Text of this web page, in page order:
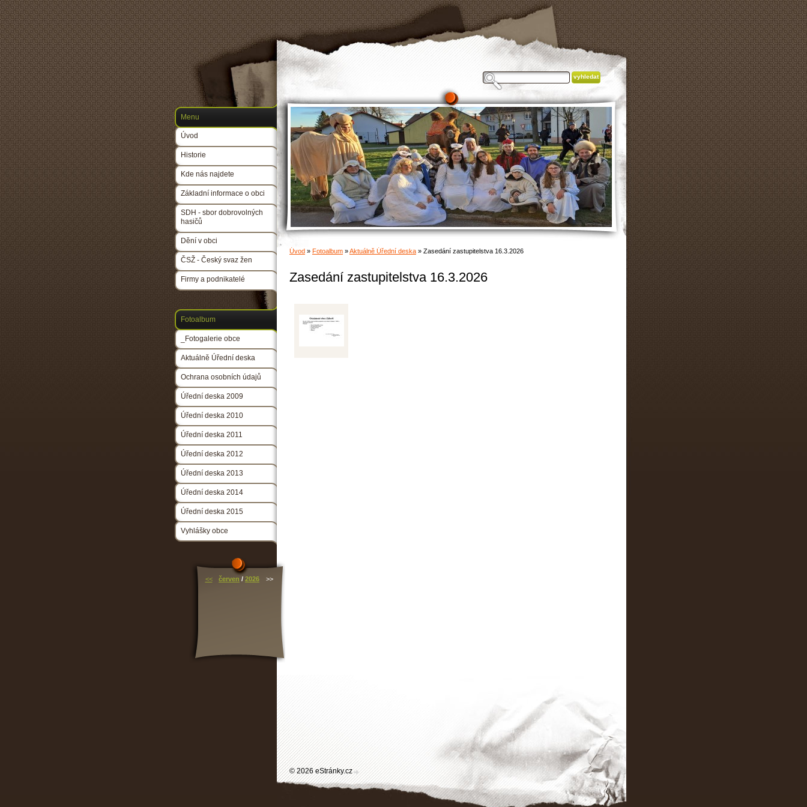
Úvod » Fotoalbum »Aktuálně Úřední deska » Zasedání zastupitelstva 16.3.2026
Zasedání zastupitelstva 16.3.2026
Menu
Úvod
Historie
Kde nás najdete
Základní informace o obci
SDH - sbor dobrovolných
hasičů
Dění v obci
ČSŽ - Český svaz žen
Firmy a podnikatelé
Fotoalbum
_Fotogalerie obce
Aktuálně Úřední deska
Ochrana osobních údajů
Úřední deska 2009
Úřední deska 2010
Úřední deska 2011
Úřední deska 2012
Úřední deska 2013
Úřední deska 2014
Úřední deska 2015
Vyhlášky obce
<< červen / 2026 >>
© 2026 eStránky.cz